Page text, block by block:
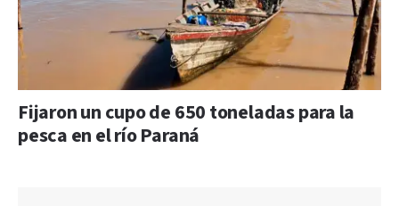
Fijaron un cupo de 650 toneladas para la
pesca en el río Paraná